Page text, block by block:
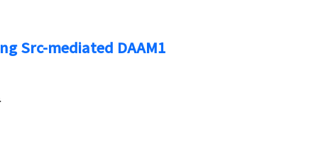
Src-mediated DAAM1